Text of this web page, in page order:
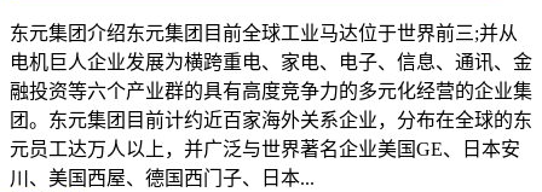
东元集团介绍东元集团目前全球工业马达位于世界前三;并从
电机巨人企业发展为横跨重电、家电、电子、信息、通讯、金
融投资等六个产业群的具有高度竞争力的多元化经营的企业集
团。东元集团目前计约近百家海外关系企业，分布在全球的东
元员工达万人以上，并广泛与世界著名企业美国GE、日本安
川、美国西屋、德国西门子、日本...